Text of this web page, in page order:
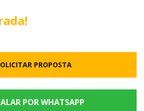
PROPOSTA
POR WHATSAPP